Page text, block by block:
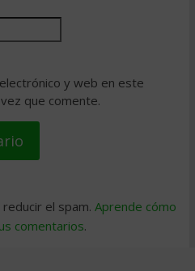
y web en este
que comente.
el spam. Aprende cómo
comentarios.